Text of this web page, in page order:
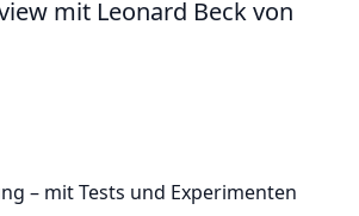
mit Leonard Beck von